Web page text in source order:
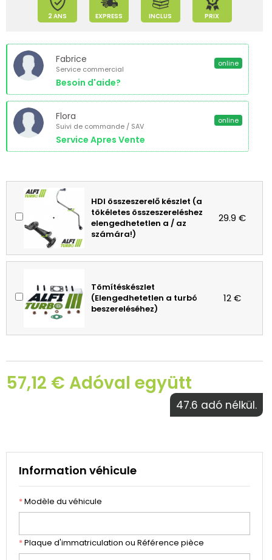
2 ANS EXPRESS INCLUS PRIX
Fabrice
Service commercial
Besoin d'aide?
online
Flora
Suivi de commande / SAV
Service Apres Vente
online
HDI összeszerelő készlet (a
tökéletes összeszereléshez
elengedhetetlen a / az
számára!)
29.9 €
Tömítéskészlet
(Elengedhetetlen a turbó
beszereléséhez)
12 €
57,12 € Adóval együtt
47.6 adó nélkül.
Information véhicule
*Modèle du véhicule
*Plaque d'immatriculation ou Référence pièce